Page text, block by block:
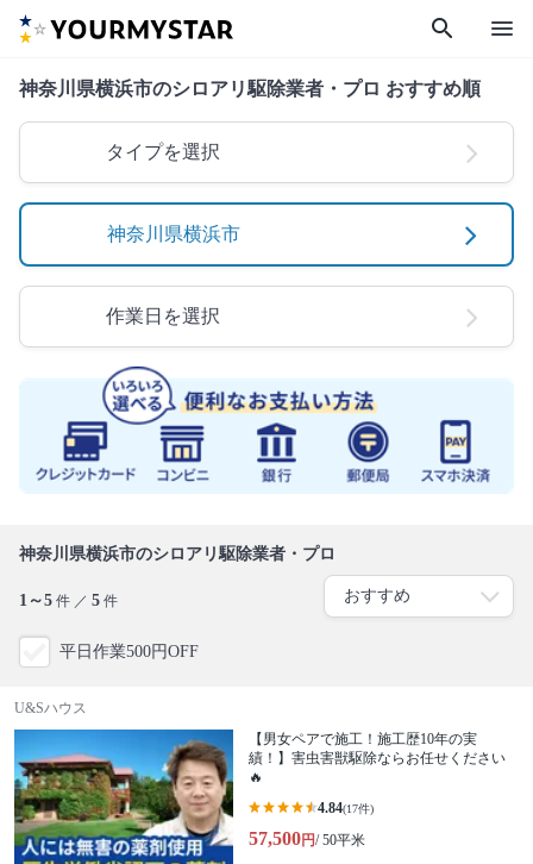
search menu
神奈川県横浜市のシロアリ駆除業者・プロ おすすめ順
タイプを選択
神奈川県横浜市
作業日を選択
神奈川県横浜市のシロアリ駆除業者・プロ
1～5 件 ／ 5 件
平日作業500円OFF
U&Sハウス
【男女ペアで施工！施工歴10年の実
績！】害虫害獣駆除ならお任せください
🔥
4.84(17件)
57,500円/ 50平米